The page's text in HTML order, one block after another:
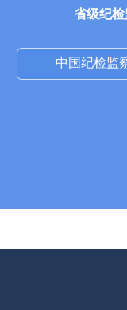
省级纪
中国纪检监